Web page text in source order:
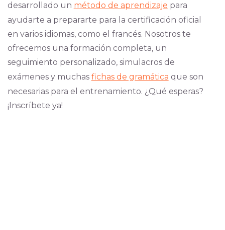
desarrollado un método de aprendizaje para
ayudarte a prepararte para la certificación oficial
en varios idiomas, como el francés. Nosotros te
ofrecemos una formación completa, un
seguimiento personalizado, simulacros de
exámenes y muchas fichas de gramática que son
necesarias para el entrenamiento. ¿Qué esperas?
¡Inscríbete ya!